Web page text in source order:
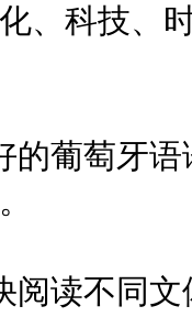
、科技、
葡萄牙语
读不同文